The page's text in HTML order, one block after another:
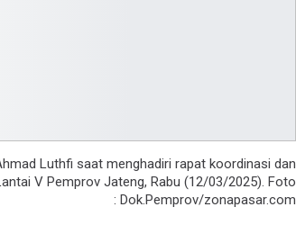
Luthfi saat menghadiri rapat koordinasi dan
V Pemprov Jateng, Rabu (12/03/2025). Foto
: Dok.Pemprov/zonapasar.com